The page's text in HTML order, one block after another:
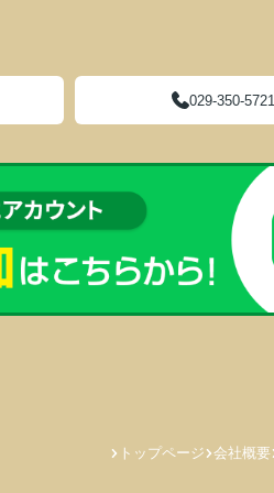
029-350-5721
トップページ 会社概要